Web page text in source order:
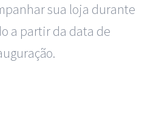
sua loja durante
a partir da data de